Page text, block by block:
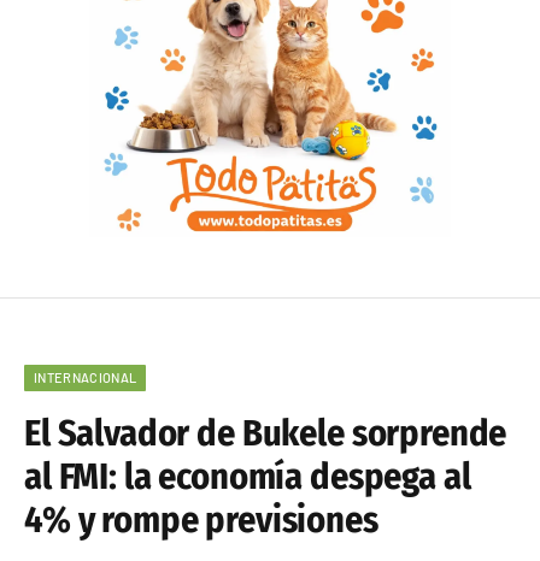
INTERNACIONAL
El Salvador de Bukele sorprende
al FMI: la economía despega al
4% y rompe previsiones